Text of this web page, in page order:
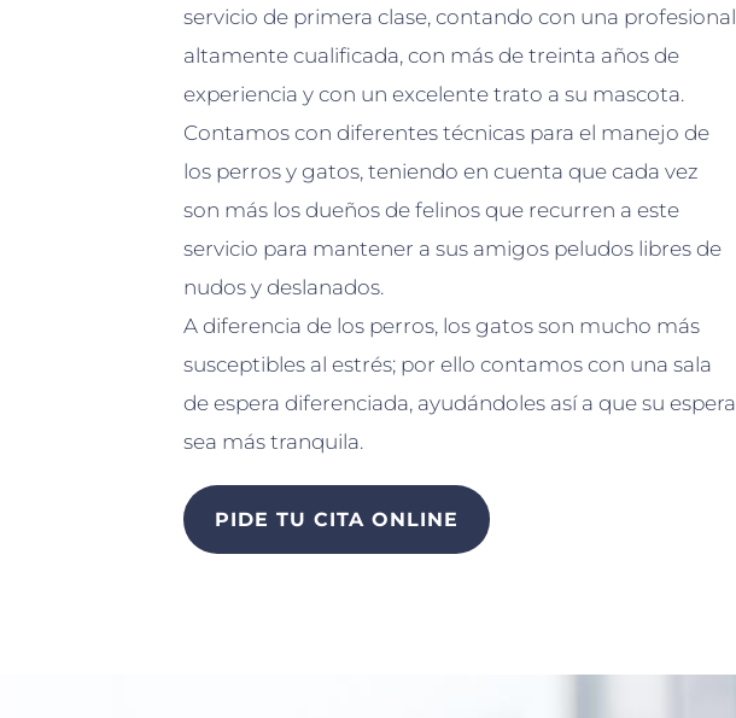
servicio de primera clase, contando con una profesional
altamente cualificada, con más de treinta años de
experiencia y con un excelente trato a su mascota.
Contamos con diferentes técnicas para el manejo de
los perros y gatos, teniendo en cuenta que cada vez
son más los dueños de felinos que recurren a este
servicio para mantener a sus amigos peludos libres de
nudos y deslanados.
A diferencia de los perros, los gatos son mucho más
susceptibles al estrés; por ello contamos con una sala
de espera diferenciada, ayudándoles así a que su espera
sea más tranquila.
PIDE TU CITA ONLINE